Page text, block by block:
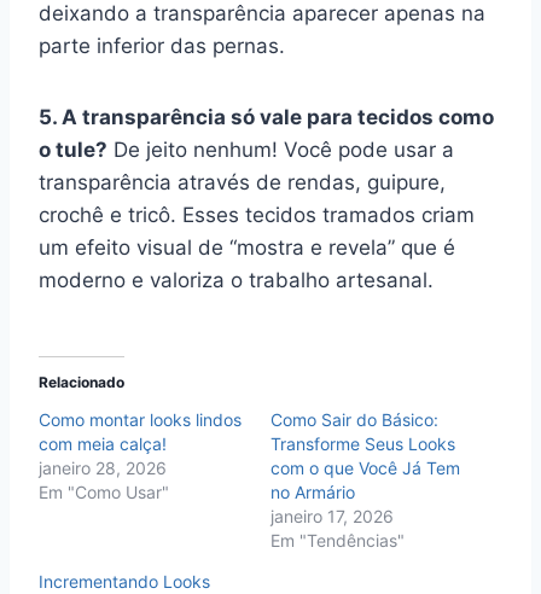
deixando a transparência aparecer apenas na
parte inferior das pernas.
5. A transparência só vale para tecidos como
o tule? De jeito nenhum! Você pode usar a
transparência através de rendas, guipure,
crochê e tricô. Esses tecidos tramados criam
um efeito visual de “mostra e revela” que é
moderno e valoriza o trabalho artesanal.
Relacionado
Como montar looks lindos
com meia calça!
janeiro 28, 2026
Em "Como Usar"
Como Sair do Básico:
Transforme Seus Looks
com o que Você Já Tem
no Armário
janeiro 17, 2026
Em "Tendências"
Incrementando Looks